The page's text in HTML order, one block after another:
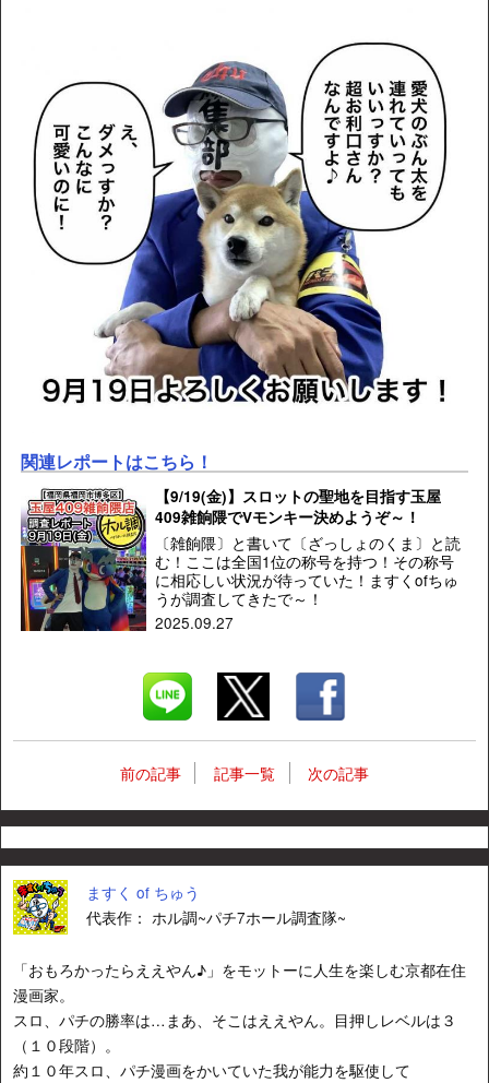
関連レポートはこちら！
【9/19(金)】スロットの聖地を目指す玉屋
409雑餉隈でVモンキー決めようぞ～！
〔雑餉隈〕と書いて〔ざっしょのくま〕と読
む！ここは全国1位の称号を持つ！その称号
に相応しい状況が待っていた！ますくofちゅ
うが調査してきたで～！
2025.09.27
前の記事 記事一覧 次の記事
ますく of ちゅう
代表作： ホル調~パチ7ホール調査隊~
「おもろかったらええやん♪」をモットーに人生を楽しむ京都在住
漫画家。
スロ、パチの勝率は…まあ、そこはええやん。目押しレベルは３
（１０段階）。
約１０年スロ、パチ漫画をかいていた我が能力を駆使して